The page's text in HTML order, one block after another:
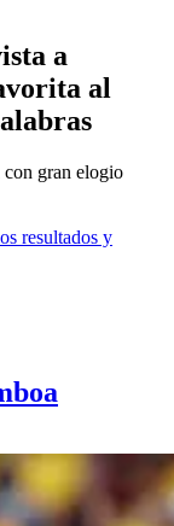
a
al
gran elogio
resultados y